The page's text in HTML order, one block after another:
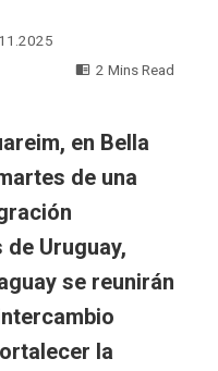
2 Mins Read
en Bella
de una
Uruguay,
se reunirán
la